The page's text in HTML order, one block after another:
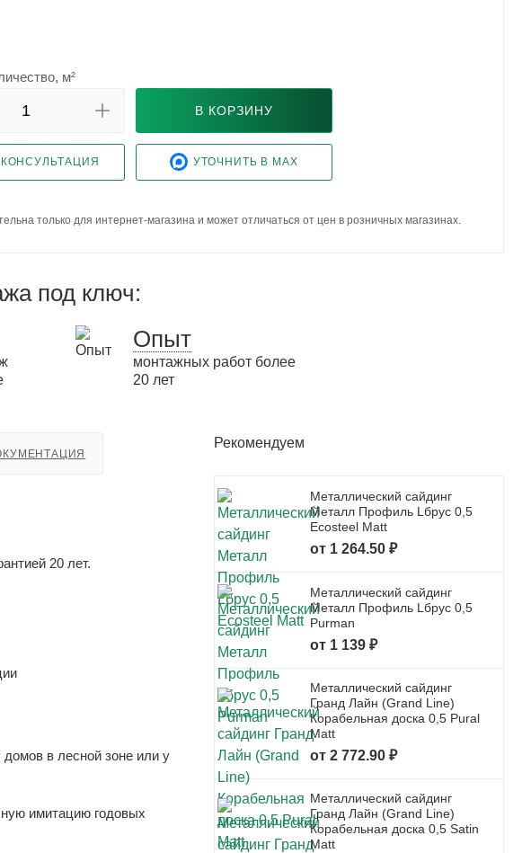
м²
В КОРЗИНУ
УТОЧНИТЬ В MAX
только для интернет-магазина и может отличаться от цен в розничных магазинах.
под ключ:
Опыт
монтажных работ более
20 лет
20 лет.
в лесной зоне или у
имитацию годовых
Рекомендуем
Металлический сайдинг
Металл Профиль Lбрус 0,5
Ecosteel Matt
от 1 264.50 ₽
Металлический сайдинг
Металл Профиль Lбрус 0,5
Purman
от 1 139 ₽
Металлический сайдинг
Гранд Лайн (Grand Line)
Корабельная доска 0,5 Pural
Matt
от 2 772.90 ₽
Металлический сайдинг
Гранд Лайн (Grand Line)
Корабельная доска 0,5 Satin
Matt